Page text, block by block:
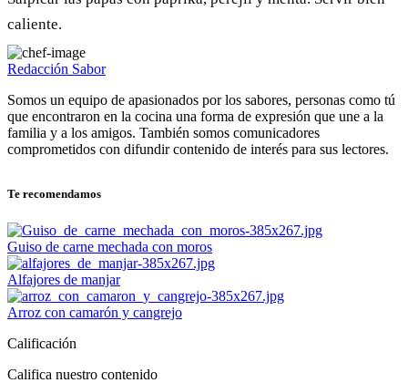
caliente.
Redacción Sabor
Somos un equipo de apasionados por los sabores, personas como tú
que encontraron en la cocina una forma de expresión que une a la
familia y a los amigos. También somos comunicadores
comprometidos con difundir contenido de interés para sus lectores.
Te recomendamos
Guiso de carne mechada con moros
Alfajores de manjar
Arroz con camarón y cangrejo
Calificación
Califica nuestro contenido